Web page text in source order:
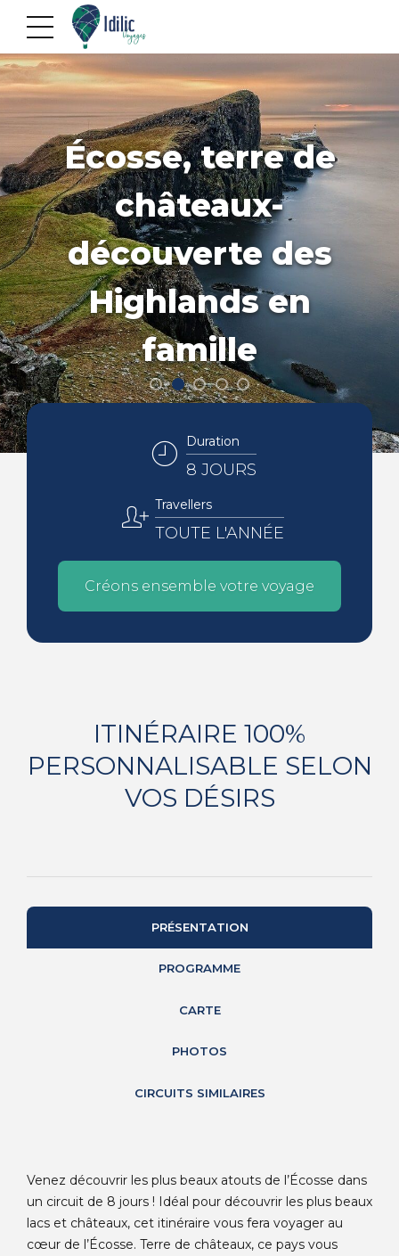
Écosse, terre de
châteaux-
découverte des
Highlands en
famille
Duration
8 JOURS
Travellers
TOUTE L'ANNÉE
Créons ensemble votre voyage
ITINÉRAIRE 100%
PERSONNALISABLE SELON
VOS DÉSIRS
PRÉSENTATION
PROGRAMME
CARTE
PHOTOS
CIRCUITS SIMILAIRES
Venez découvrir les plus beaux atouts de l’Écosse dans
un circuit de 8 jours ! Idéal pour découvrir les plus beaux
lacs et châteaux, cet itinéraire vous fera voyager au
cœur de l’Écosse. Terre de châteaux, ce pays vous